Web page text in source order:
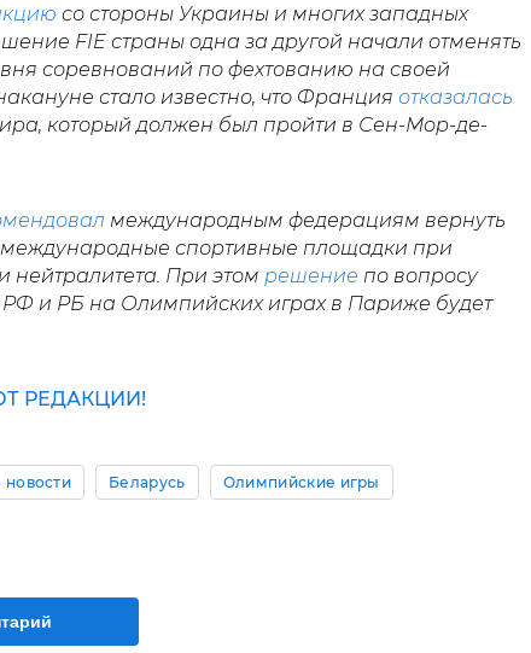
со стороны Украины и многих западных
FIE страны одна за другой начали отменять
соревнований по фехтованию на своей
стало известно, что Франция отказалась
который должен был пройти в Сен-Мор-де-
международным федерациям вернуть
спортивные площадки при
При этом решение по вопросу
РФ и РБ на Олимпийских играх в Париже будет
РЕДАКЦИИ!
Беларусь Олимпийские игры